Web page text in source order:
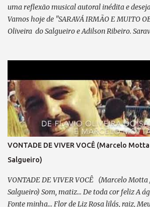
uma reflexão musical autoral inédita e
Vamos hoje de "SARAVÁ IRMÃO E MUITO
Oliveira do Salgueiro e Adilson Ribeiro.
cavaquinho e o violão — Te esperam pra
que brotam do teu coração. A poesia,
fala da flor — Essência do amor em sua
Inspiração? Essa, em ti, transborda... Será
acervo da nossa nação. Já fizemos outras
Falamos de amor, de saudades, Retratamos
Temas dolentes e de alegria... Essa é a sina
Extrair da vida “prosa e verso” como um
VONTADE DE VIVER VOCÊ (Marcelo
Salgueiro)
VONTADE DE VIVER VOCÊ (Marcelo
Salgueiro) Som, matiz... De toda cor feliz A
Fonte minha... Flor de Liz Rosa lilás, raiz,